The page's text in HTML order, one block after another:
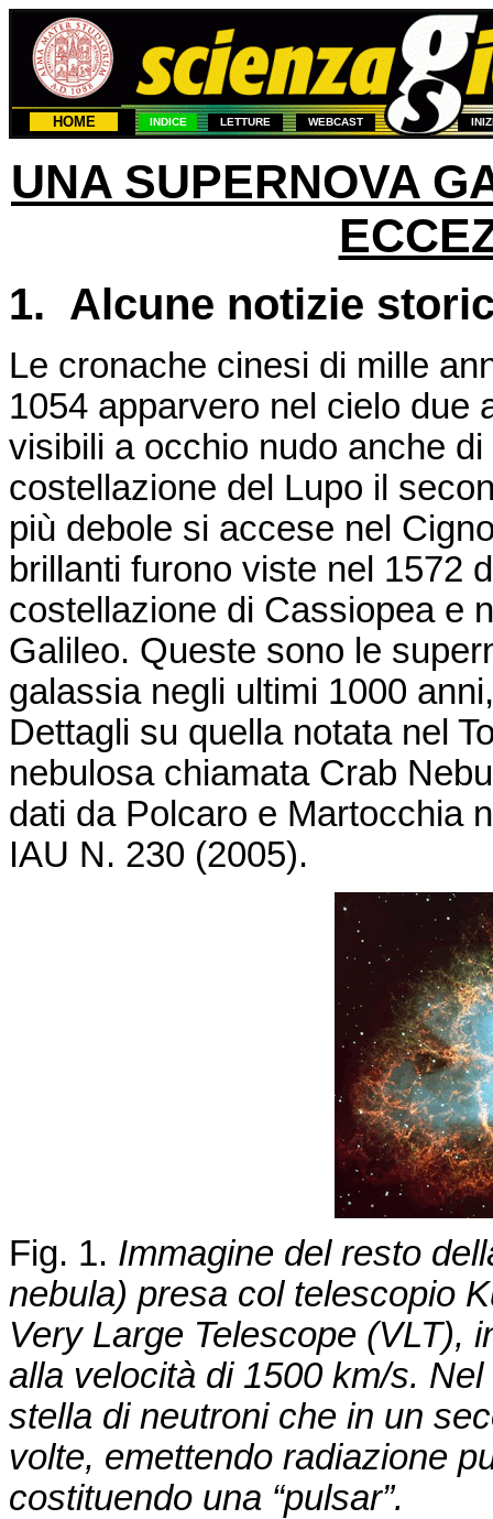
HOME INDICE LETTURE WEBCAST
UNA SUPERNOVA
1. Alcune notizie
Le cronache cinesi di mille
1054 apparvero nel cielo due
visibili a occhio nudo anche
costellazione del Lupo il
più debole si accese nel
brillanti furono viste nel 1572
costellazione di Cassiopea e
Galileo. Queste sono le
galassia negli ultimi 1000
Dettagli su quella notata nel
nebulosa chiamata Crab
dati da Polcaro e Martocchia
IAU N. 230 (2005).
Fig. 1. Immagine del resto
nebula) presa col telescopio
VeryLarge Telescope (VLT),
alla velocità di 1500 km/s. Nel
stella di neutroni che in un
volte, emettendo radiazione
costituendo una “pulsar”.